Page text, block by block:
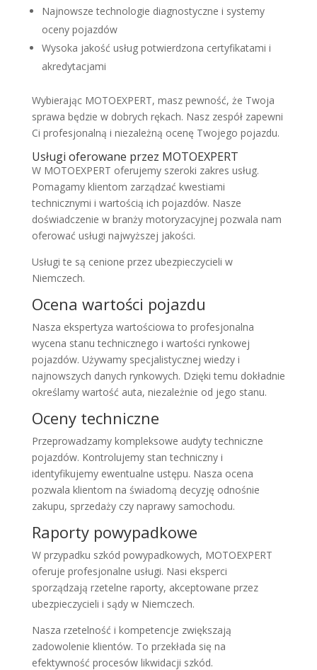
Najnowsze technologie diagnostyczne i systemy
oceny pojazdów
Wysoka jakość usług potwierdzona certyfikatami i
akredytacjami
Wybierając MOTOEXPERT, masz pewność, że Twoja
sprawa będzie w dobrych rękach. Nasz zespół zapewni
Ci profesjonalną i niezależną ocenę Twojego pojazdu.
Usługi oferowane przez MOTOEXPERT
W MOTOEXPERT oferujemy szeroki zakres usług.
Pomagamy klientom zarządzać kwestiami
technicznymi i wartością ich pojazdów. Nasze
doświadczenie w branży motoryzacyjnej pozwala nam
oferować usługi najwyższej jakości.
Usługi te są cenione przez ubezpieczycieli w
Niemczech.
Ocena wartości pojazdu
Nasza ekspertyza wartościowa to profesjonalna
wycena stanu technicznego i wartości rynkowej
pojazdów. Używamy specjalistycznej wiedzy i
najnowszych danych rynkowych. Dzięki temu dokładnie
określamy wartość auta, niezależnie od jego stanu.
Oceny techniczne
Przeprowadzamy kompleksowe audyty techniczne
pojazdów. Kontrolujemy stan techniczny i
identyfikujemy ewentualne ustępu. Nasza ocena
pozwala klientom na świadomą decyzję odnośnie
zakupu, sprzedaży czy naprawy samochodu.
Raporty powypadkowe
W przypadku szkód powypadkowych, MOTOEXPERT
oferuje profesjonalne usługi. Nasi eksperci
sporządzają rzetelne raporty, akceptowane przez
ubezpieczycieli i sądy w Niemczech.
Nasza rzetelność i kompetencje zwiększają
zadowolenie klientów. To przekłada się na
efektywność procesów likwidacji szkód.